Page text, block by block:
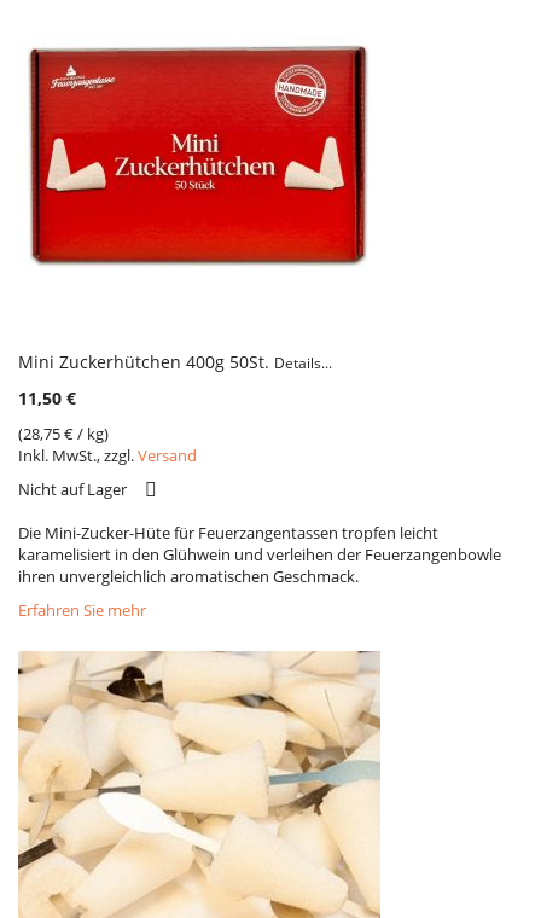
Mini Zuckerhütchen 400g 50St. Details...
11,50 €
(28,75 €/ kg)
Inkl. MwSt., zzgl.Versand
Nicht auf Lager
Die Mini-Zucker-Hüte für Feuerzangentassen tropfen leicht
karamelisiert in den Glühwein und verleihen der Feuerzangenbowle
ihren unvergleichlich aromatischen Geschmack.
Erfahren Sie mehr